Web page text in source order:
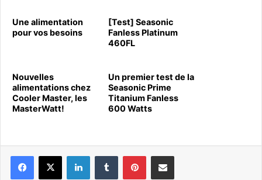
Une alimentation
pour vos besoins
[Test] Seasonic
Fanless Platinum
460FL
Nouvelles
alimentations chez
Cooler Master, les
MasterWatt!
Un premier test de la
Seasonic Prime
Titanium Fanless
600 Watts